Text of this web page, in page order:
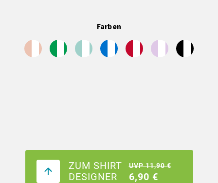
Farben
ZUM SHIRT
DESIGNER
UVP 11,90 €
6,90 €